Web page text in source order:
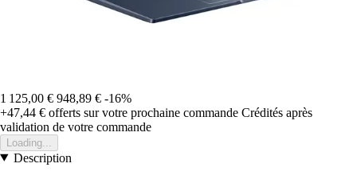
1 125,00 € 948,89 € -16%
+47,44 € offerts sur votre prochaine commande Crédités après
validation de votre commande
Loading...
Description